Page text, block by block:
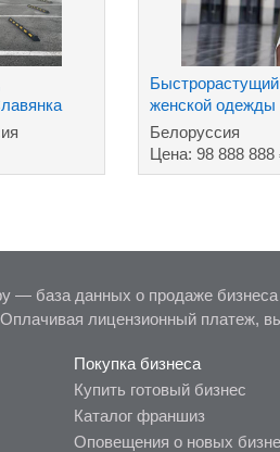
женской
производством
Белоруссия
Цена: 98 888 888
— база данных о продаже
лицензионный платеж,
Покупка бизнеса
Купить готовый бизнес
Каталог франшиз
Оповещения о новых